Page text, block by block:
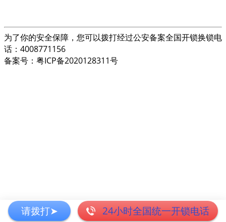
请拨打➤ 24小时全国统一开锁电话
为了你的安全保障，您可以拨打经过公安备案全国开锁换锁电
话：4008771156
备案号：粤ICP备2020128311号